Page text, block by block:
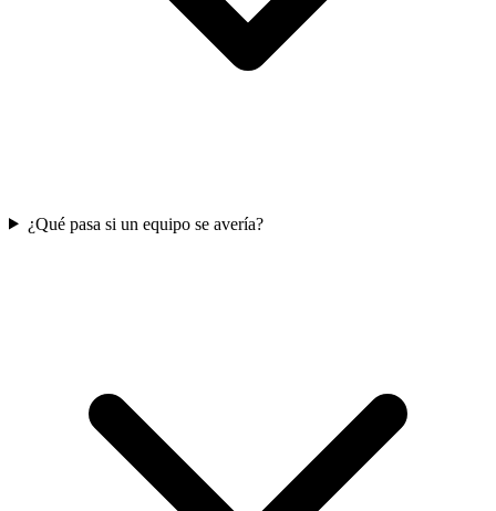
¿Qué pasa si un equipo se avería?